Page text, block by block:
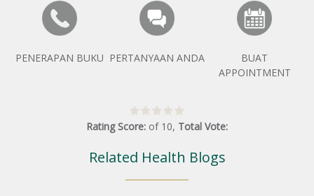
PENERAPAN BUKU PERTANYAAN ANDA
BUAT
APPOINTMENT
Rating Score: of 10, Total Vote:
Related Health Blogs